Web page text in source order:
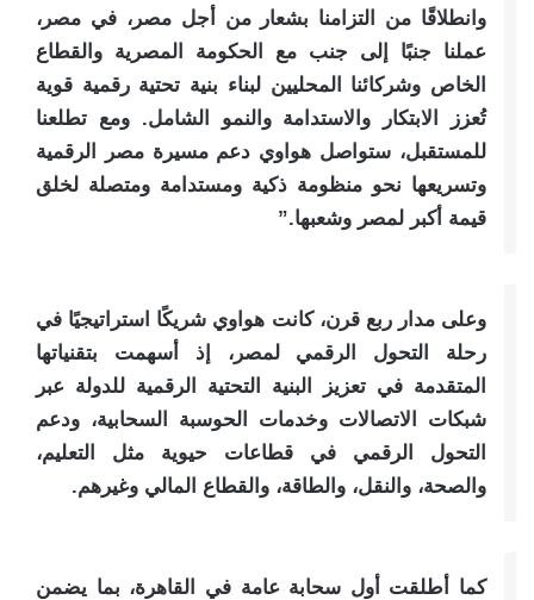
وانطلاقًا من التزامنا بشعار من أجل مصر، في مصر،
عملنا جنبًا إلى جنب مع الحكومة المصرية والقطاع
الخاص وشركائنا المحليين لبناء بنية تحتية رقمية قوية
تُعزز الابتكار والاستدامة والنمو الشامل. ومع تطلعنا
للمستقبل، ستواصل هواوي دعم مسيرة مصر الرقمية
وتسريعها نحو منظومة ذكية ومستدامة ومتصلة لخلق
قيمة أكبر لمصر وشعبها.”
وعلى مدار ربع قرن، كانت هواوي شريكًا استراتيجيًا في
رحلة التحول الرقمي لمصر، إذ أسهمت بتقنياتها
المتقدمة في تعزيز البنية التحتية الرقمية للدولة عبر
شبكات الاتصالات وخدمات الحوسبة السحابية، ودعم
التحول الرقمي في قطاعات حيوية مثل التعليم،
والصحة، والنقل، والطاقة، والقطاع المالي وغيرهم.
كما أطلقت أول سحابة عامة في القاهرة، بما يضمن